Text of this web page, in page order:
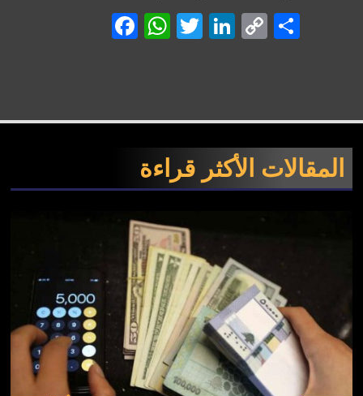
Facebook
WhatsApp
Twitter
LinkedIn
Copy
المقالات الأكثر قراءة